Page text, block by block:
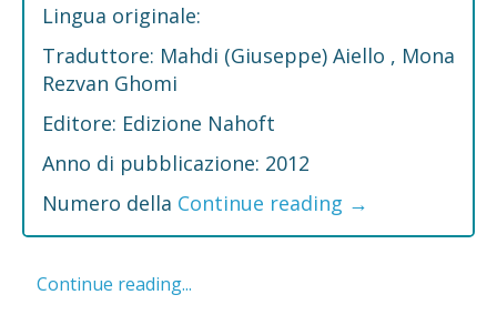
Lingua originale:
Traduttore: Mahdi (Giuseppe) Aiello , Mona
Rezvan Ghomi
Editore: Edizione Nahoft
Anno di pubblicazione: 2012
Numero della Continue reading →
Continue reading...